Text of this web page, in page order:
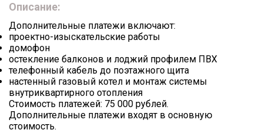
Описание:
Дополнительные платежи включают:
проектно-изыскательские работы
домофон
остекление балконов и лоджий профилем ПВХ
телефонный кабель до поэтажного щита
настенный газовый котел и монтаж системы
внутриквартирного отопления
Стоимость платежей: 75 000 рублей.
Дополнительные платежи входят в основную
стоимость.